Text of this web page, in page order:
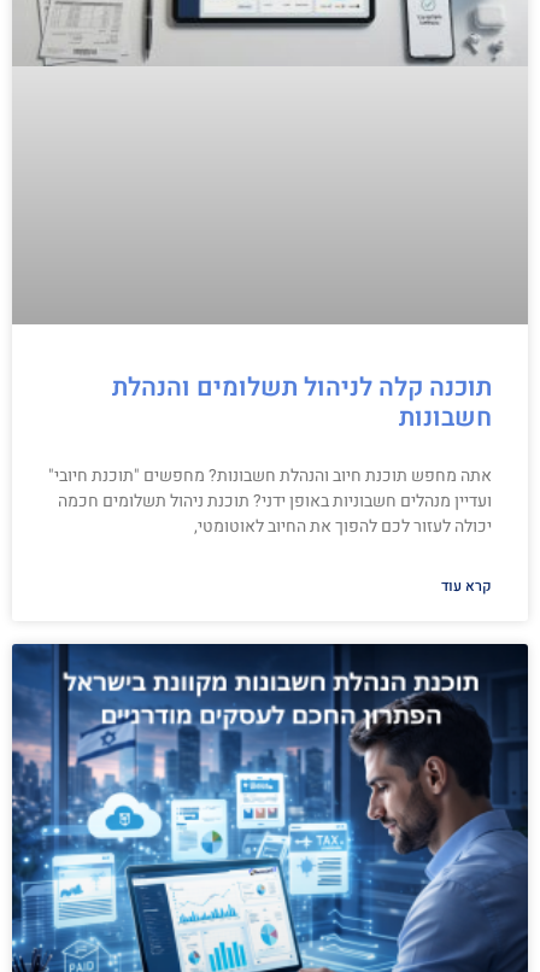
תוכנה קלה לניהול תשלומים והנהלת
חשבונות
אתה מחפש תוכנת חיוב והנהלת חשבונות? מחפשים "תוכנת חיובי"
ועדיין מנהלים חשבוניות באופן ידני? תוכנת ניהול תשלומים חכמה
יכולה לעזור לכם להפוך את החיוב לאוטומטי,
קרא עוד